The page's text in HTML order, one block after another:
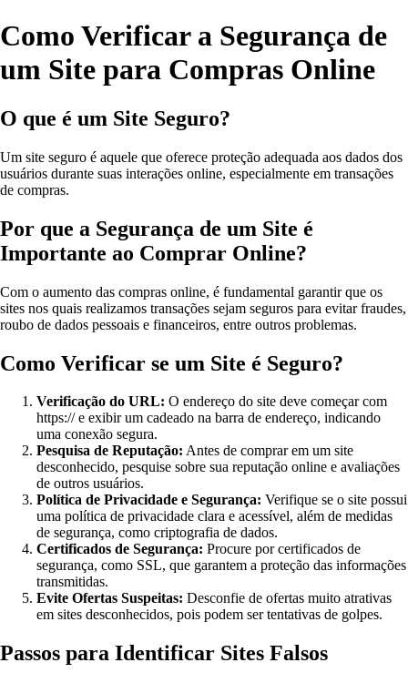
Como Verificar a Segurança de
um Site para Compras Online
O que é um Site Seguro?
Um site seguro é aquele que oferece proteção adequada aos dados dos
usuários durante suas interações online, especialmente em transações
de compras.
Por que a Segurança de um Site é
Importante ao Comprar Online?
Com o aumento das compras online, é fundamental garantir que os
sites nos quais realizamos transações sejam seguros para evitar fraudes,
roubo de dados pessoais e financeiros, entre outros problemas.
Como Verificar se um Site é Seguro?
Verificação do URL: O endereço do site deve começar com
https:// e exibir um cadeado na barra de endereço, indicando
uma conexão segura.
Pesquisa de Reputação: Antes de comprar em um site
desconhecido, pesquise sobre sua reputação online e avaliações
de outros usuários.
Política de Privacidade e Segurança: Verifique se o site possui
uma política de privacidade clara e acessível, além de medidas
de segurança, como criptografia de dados.
Certificados de Segurança: Procure por certificados de
segurança, como SSL, que garantem a proteção das informações
transmitidas.
Evite Ofertas Suspeitas: Desconfie de ofertas muito atrativas
em sites desconhecidos, pois podem ser tentativas de golpes.
Passos para Identificar Sites Falsos